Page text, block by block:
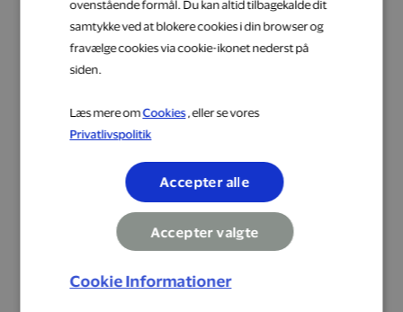
ovenstående formål. Du kan altid tilbagekalde dit
samtykke ved at blokere cookies i din browser og
fravælge cookies via cookie-ikonet nederst på
siden.
Læs mere omCookies, eller se vores
Privatlivspolitik
Accepter alle
Accepter valgte
Cookie Informationer